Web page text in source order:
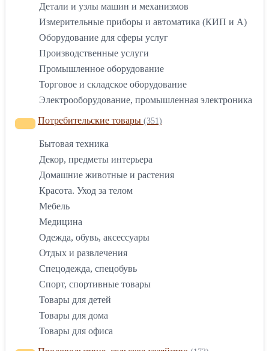
Детали и узлы машин и механизмов
Измерительные приборы и автоматика (КИП и А)
Оборудование для сферы услуг
Производственные услуги
Промышленное оборудование
Торговое и складское оборудование
Электрооборудование, промышленная электроника
Потребительские товары (351)
Бытовая техника
Декор, предметы интерьера
Домашние животные и растения
Красота. Уход за телом
Мебель
Медицина
Одежда, обувь, аксессуары
Отдых и развлечения
Спецодежда, спецобувь
Спорт, спортивные товары
Товары для детей
Товары для дома
Товары для офиса